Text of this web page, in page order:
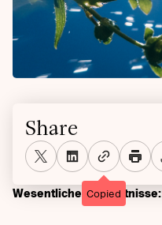
Wesentliche Erkenntnisse:
Share
Copied